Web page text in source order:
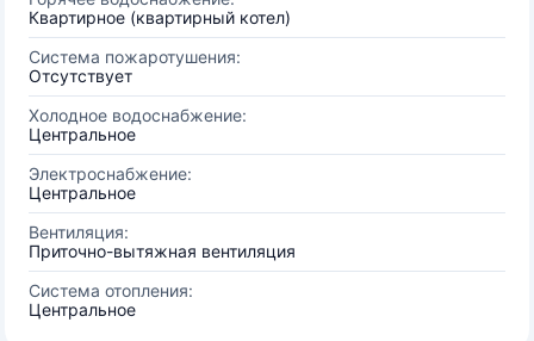
Квартирное (квартирный котел)
Система пожаротушения:
Отсутствует
Холодное водоснабжение:
Центральное
Электроснабжение:
Центральное
Вентиляция:
Приточно-вытяжная вентиляция
Система отопления:
Центральное